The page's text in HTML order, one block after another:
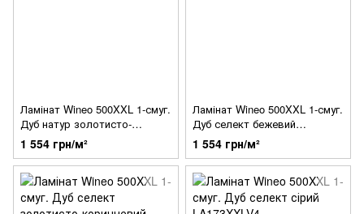
Ламінат Wineo 500XXL 1-смуг.
Дуб натур золотисто-
коричневий LA166XXLV4
1 554 грн/м²
Ламінат Wineo 500XXL 1-смуг.
Дуб селект бежевий
LA170XXLV4
1 554 грн/м²